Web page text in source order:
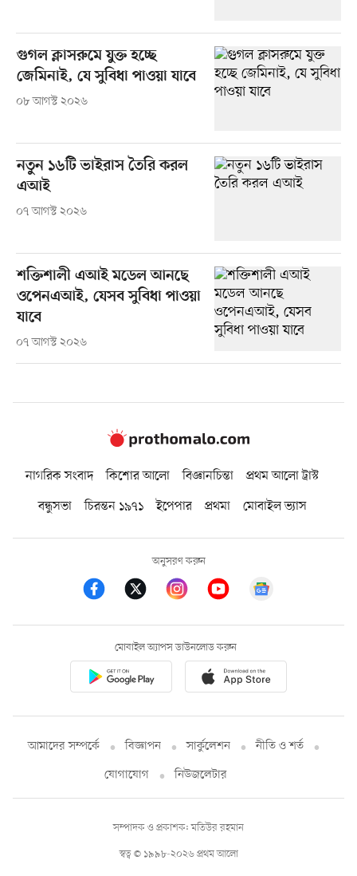
গুগল ক্লাসরুমে যুক্ত হচ্ছে
জেমিনাই, যে সুবিধা পাওয়া যাবে
০৮ আগস্ট ২০২৬
নতুন ১৬টি ভাইরাস তৈরি করল
এআই
০৭ আগস্ট ২০২৬
শক্তিশালী এআই মডেল আনছে
ওপেনএআই, যেসব সুবিধা পাওয়া
যাবে
০৭ আগস্ট ২০২৬
নাগরিক সংবাদ কিশোর আলো বিজ্ঞানচিন্তা
প্রথম আলো ট্রাস্ট
বন্ধুসভা
চিরন্তন ১৯৭১ ইপেপার প্রথমা মোবাইল ভ্যাস
অনুসরণ করুন
মোবাইল অ্যাপস ডাউনলোড করুন
আমাদের সম্পর্কে বিজ্ঞাপন সার্কুলেশন
নীতি ও শর্ত
যোগাযোগ
নিউজলেটার
স্বত্ব © ১৯৯৮-২০২৬ প্রথম আলো
সম্পাদক ও প্রকাশক: মতিউর রহমান